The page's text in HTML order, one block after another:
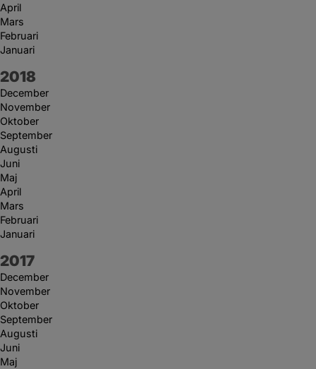
April
Mars
Februari
Januari
År:
2018
December
November
Oktober
September
Augusti
Juni
Maj
April
Mars
Februari
Januari
År:
2017
December
November
Oktober
September
Augusti
Juni
Maj